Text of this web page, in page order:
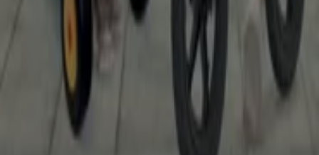
Finde Jako O Kataloge in deiner
Jako O in Hamburg Jako O in Stuttgart
Jako O in
Jako O in Braunschweig
Jako O in Wiesbaden
Jako O in Erlangen
Zeige mehr Städte